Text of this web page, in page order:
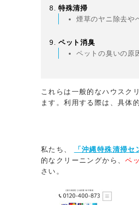
特殊清掃
煙草のヤニ除去や
ペット消臭
ペットの臭いの原
これらは一般的なハウスク
ます。利用する際は、具体
私たち、 「沖縄特殊清掃セ
的なクリーニングから、ペ
さい。